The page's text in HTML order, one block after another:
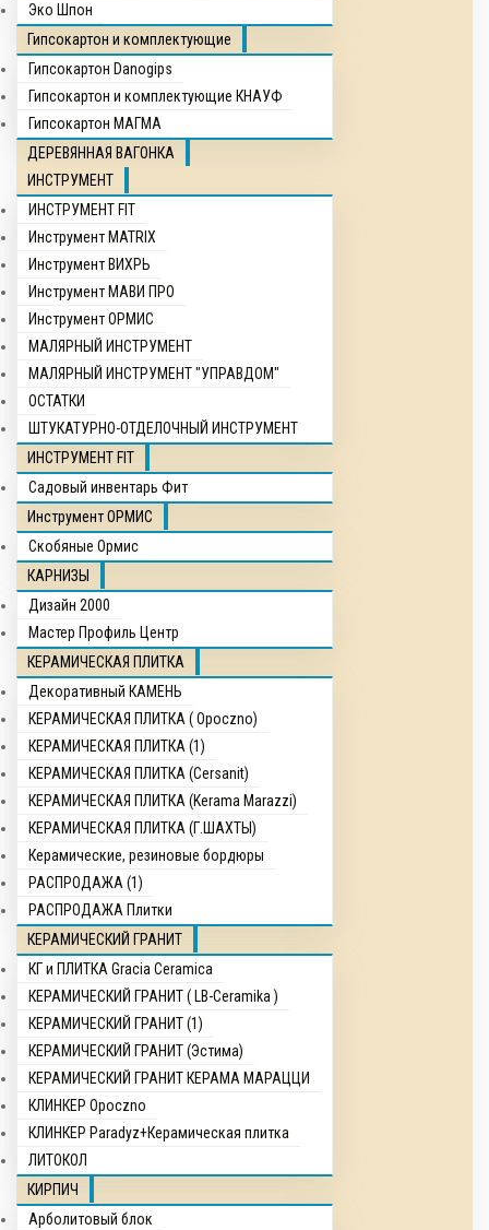
Эко Шпон
Гипсокартон и комплектующие
Гипсокартон Danogips
Гипсокартон и комплектующие КНАУФ
Гипсокартон МАГМА
ДЕРЕВЯННАЯ ВАГОНКА
ИНСТРУМЕНТ
ИНСТРУМЕНТ FIT
Инструмент MATRIX
Инструмент ВИХРЬ
Инструмент МАВИ ПРО
Инструмент ОРМИС
МАЛЯРНЫЙ ИНСТРУМЕНТ
МАЛЯРНЫЙ ИНСТРУМЕНТ "УПРАВДОМ"
ОСТАТКИ
ШТУКАТУРНО-ОТДЕЛОЧНЫЙ ИНСТРУМЕНТ
ИНСТРУМЕНТ FIT
Садовый инвентарь Фит
Инструмент ОРМИС
Скобяные Ормис
КАРНИЗЫ
Дизайн 2000
Мастер Профиль Центр
КЕРАМИЧЕСКАЯ ПЛИТКА
Декоративный КАМЕНЬ
КЕРАМИЧЕСКАЯ ПЛИТКА ( Opocznо)
КЕРАМИЧЕСКАЯ ПЛИТКА (1)
КЕРАМИЧЕСКАЯ ПЛИТКА (Cersanit)
КЕРАМИЧЕСКАЯ ПЛИТКА (Kerama Marazzi)
КЕРАМИЧЕСКАЯ ПЛИТКА (Г.ШАХТЫ)
Керамические, резиновые бордюры
РАСПРОДАЖА (1)
РАСПРОДАЖА Плитки
КЕРАМИЧЕСКИЙ ГРАНИТ
КГ и ПЛИТКА Gracia Ceramica
КЕРАМИЧЕСКИЙ ГРАНИТ ( LB-Ceramika )
КЕРАМИЧЕСКИЙ ГРАНИТ (1)
КЕРАМИЧЕСКИЙ ГРАНИТ (Эстима)
КЕРАМИЧЕСКИЙ ГРАНИТ КЕРАМА МАРАЦЦИ
КЛИНКЕР Opocznо
КЛИНКЕР Paradyz+Керамическая плитка
ЛИТОКОЛ
КИРПИЧ
Арболитовый блок